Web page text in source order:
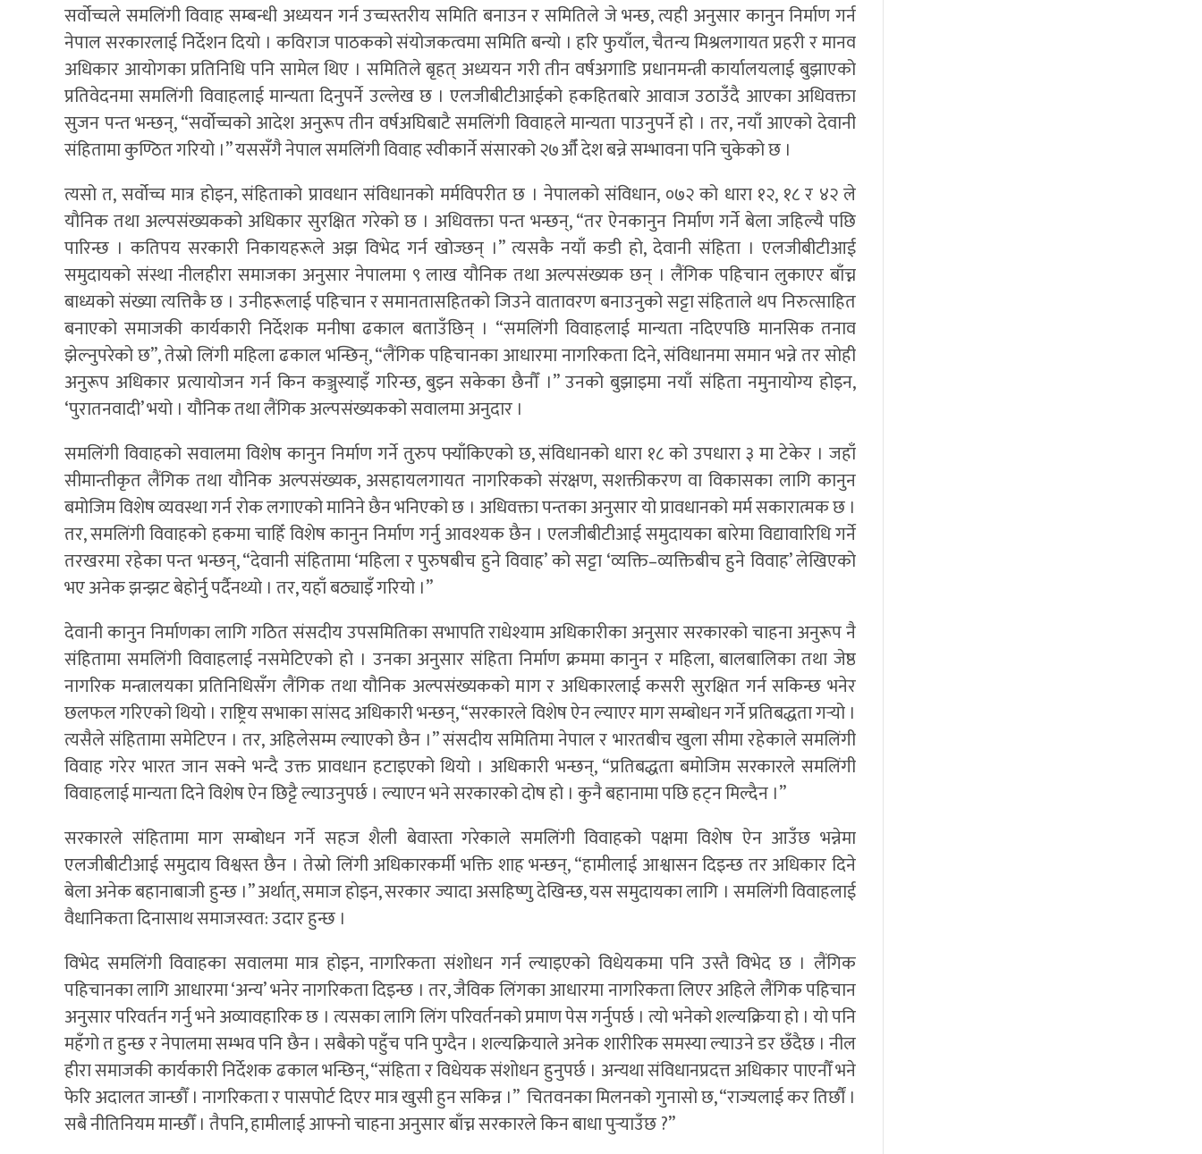
सर्वोच्चले समलिंगी विवाह सम्बन्धी अध्ययन गर्न उच्चस्तरीय समिति बनाउन र समितिले जे भन्छ, त्यही अनुसार कानुन निर्माण गर्न
नेपाल सरकारलाई निर्देशन दियो । कविराज पाठकको संयोजकत्वमा समिति बन्यो । हरि फुयाँल, चैतन्य मिश्रलगायत प्रहरी र मानव
अधिकार आयोगका प्रतिनिधि पनि सामेल थिए । समितिले बृहत् अध्ययन गरी तीन वर्षअगाडि प्रधानमन्त्री कार्यालयलाई बुझाएको
प्रतिवेदनमा समलिंगी विवाहलाई मान्यता दिनुपर्ने उल्लेख छ । एलजीबीटीआईको हकहितबारे आवाज उठाउँदै आएका अधिवक्ता
सुजन पन्त भन्छन्, “सर्वोच्चको आदेश अनुरूप तीन वर्षअघिबाटै समलिंगी विवाहले मान्यता पाउनुपर्ने हो । तर, नयाँ आएको देवानी
संहितामा कुण्ठित गरियो ।” यससँगै नेपाल समलिंगी विवाह स्वीकार्ने संसारको २७औँ देश बन्ने सम्भावना पनि चुकेको छ ।
त्यसो त, सर्वोच्च मात्र होइन, संहिताको प्रावधान संविधानको मर्मविपरीत छ । नेपालको संविधान, ०७२ को धारा १२, १८ र ४२ ले
यौनिक तथा अल्पसंख्यकको अधिकार सुरक्षित गरेको छ । अधिवक्ता पन्त भन्छन्, “तर ऐनकानुन निर्माण गर्ने बेला जहिल्यै पछि
पारिन्छ । कतिपय सरकारी निकायहरूले अझ विभेद गर्न खोज्छन् ।” त्यसकै नयाँ कडी हो, देवानी संहिता । एलजीबीटीआई
समुदायको संस्था नीलहीरा समाजका अनुसार नेपालमा ९ लाख यौनिक तथा अल्पसंख्यक छन् । लैंगिक पहिचान लुकाएर बाँच्न
बाध्यको संख्या त्यत्तिकै छ । उनीहरूलाई पहिचान र समानतासहितको जिउने वातावरण बनाउनुको सट्टा संहिताले थप निरुत्साहित
बनाएको समाजकी कार्यकारी निर्देशक मनीषा ढकाल बताउँछिन् । “समलिंगी विवाहलाई मान्यता नदिएपछि मानसिक तनाव
झेल्नुपरेको छ”, तेस्रो लिंगी महिला ढकाल भन्छिन्, “लैंगिक पहिचानका आधारमा नागरिकता दिने, संविधानमा समान भन्ने तर सोही
अनुरूप अधिकार प्रत्यायोजन गर्न किन कञ्जुस्याइँ गरिन्छ, बुझ्न सकेका छैनौँ ।” उनको बुझाइमा नयाँ संहिता नमुनायोग्य होइन,
‘पुरातनवादी’ भयो । यौनिक तथा लैंगिक अल्पसंख्यकको सवालमा अनुदार ।
समलिंगी विवाहको सवालमा विशेष कानुन निर्माण गर्ने तुरुप फ्याँकिएको छ, संविधानको धारा १८ को उपधारा ३ मा टेकेर । जहाँ
सीमान्तीकृत लैंगिक तथा यौनिक अल्पसंख्यक, असहायलगायत नागरिकको संरक्षण, सशक्तीकरण वा विकासका लागि कानुन
बमोजिम विशेष व्यवस्था गर्न रोक लगाएको मानिने छैन भनिएको छ । अधिवक्ता पन्तका अनुसार यो प्रावधानको मर्म सकारात्मक छ ।
तर, समलिंगी विवाहको हकमा चाहिँ विशेष कानुन निर्माण गर्नु आवश्यक छैन । एलजीबीटीआई समुदायका बारेमा विद्यावारिधि गर्ने
तरखरमा रहेका पन्त भन्छन्, “देवानी संहितामा ‘महिला र पुरुषबीच हुने विवाह’ को सट्टा ‘व्यक्ति–व्यक्तिबीच हुने विवाह’ लेखिएको
भए अनेक झन्झट बेहोर्नु पर्दैनथ्यो । तर, यहाँ बठ्याइँ गरियो ।”
देवानी कानुन निर्माणका लागि गठित संसदीय उपसमितिका सभापति राधेश्याम अधिकारीका अनुसार सरकारको चाहना अनुरूप नै
संहितामा समलिंगी विवाहलाई नसमेटिएको हो । उनका अनुसार संहिता निर्माण क्रममा कानुन र महिला, बालबालिका तथा जेष्ठ
नागरिक मन्त्रालयका प्रतिनिधिसँग लैंगिक तथा यौनिक अल्पसंख्यकको माग र अधिकारलाई कसरी सुरक्षित गर्न सकिन्छ भनेर
छलफल गरिएको थियो । राष्ट्रिय सभाका सांसद अधिकारी भन्छन्, “सरकारले विशेष ऐन ल्याएर माग सम्बोधन गर्ने प्रतिबद्धता गर्‍यो ।
त्यसैले संहितामा समेटिएन । तर, अहिलेसम्म ल्याएको छैन ।” संसदीय समितिमा नेपाल र भारतबीच खुला सीमा रहेकाले समलिंगी
विवाह गरेर भारत जान सक्ने भन्दै उक्त प्रावधान हटाइएको थियो । अधिकारी भन्छन्, “प्रतिबद्धता बमोजिम सरकारले समलिंगी
विवाहलाई मान्यता दिने विशेष ऐन छिट्टै ल्याउनुपर्छ । ल्याएन भने सरकारको दोष हो । कुनै बहानामा पछि हट्न मिल्दैन ।”
सरकारले संहितामा माग सम्बोधन गर्ने सहज शैली बेवास्ता गरेकाले समलिंगी विवाहको पक्षमा विशेष ऐन आउँछ भन्नेमा
एलजीबीटीआई समुदाय विश्वस्त छैन । तेस्रो लिंगी अधिकारकर्मी भक्ति शाह भन्छन्, “हामीलाई आश्वासन दिइन्छ तर अधिकार दिने
बेला अनेक बहानाबाजी हुन्छ ।” अर्थात्, समाज होइन, सरकार ज्यादा असहिष्णु देखिन्छ, यस समुदायका लागि । समलिंगी विवाहलाई
वैधानिकता दिनासाथ समाजस्वत: उदार हुन्छ ।
विभेद समलिंगी विवाहका सवालमा मात्र होइन, नागरिकता संशोधन गर्न ल्याइएको विधेयकमा पनि उस्तै विभेद छ । लैंगिक
पहिचानका लागि आधारमा ‘अन्य’ भनेर नागरिकता दिइन्छ । तर, जैविक लिंगका आधारमा नागरिकता लिएर अहिले लैंगिक पहिचान
अनुसार परिवर्तन गर्नु भने अव्यावहारिक छ । त्यसका लागि लिंग परिवर्तनको प्रमाण पेस गर्नुपर्छ । त्यो भनेको शल्यक्रिया हो । यो पनि
महँगो त हुन्छ र नेपालमा सम्भव पनि छैन । सबैको पहुँच पनि पुग्दैन । शल्यक्रियाले अनेक शारीरिक समस्या ल्याउने डर छँदैछ । नील
हीरा समाजकी कार्यकारी निर्देशक ढकाल भन्छिन्, “संहिता र विधेयक संशोधन हुनुपर्छ । अन्यथा संविधानप्रदत्त अधिकार पाएनौँ भने
फेरि अदालत जान्छौँ । नागरिकता र पासपोर्ट दिएर मात्र खुसी हुन सकिन्न ।” चितवनका मिलनको गुनासो छ, “राज्यलाई कर तिर्छौं ।
सबै नीतिनियम मान्छौँ । तैपनि, हामीलाई आफ्नो चाहना अनुसार बाँच्न सरकारले किन बाधा पुर्‍याउँछ ?”